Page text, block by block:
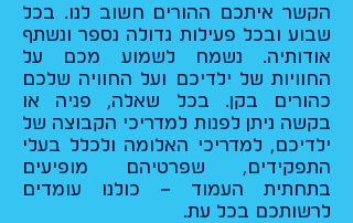
הקשר איתכם ההורים חשוב לנו. בכל
שבוע ובכל פעילות גדולה נספר ונשתף
אודותיה. נשמח לשמוע מכם על
החוויות של ילדיכם ועל החוויה שלכם
כהורים בקן. בכל שאלה, פניה או
בקשה ניתן לפנות למדריכי הקבוצה של
ילדיכם, למדריכי האלומה ולכלל בעלי
התפקידים, שפרטיהם מופיעים
בתחתית העמוד – כולנו עומדים
לרשותכם בכל עת.